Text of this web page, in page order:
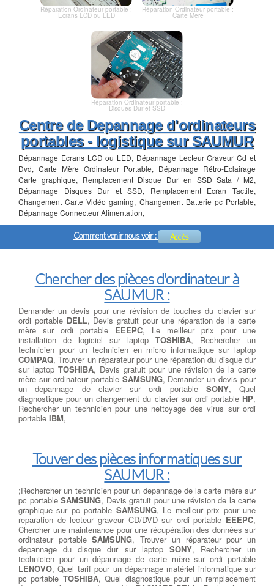
Réparation Ordinateur portable :
Ecrans LCD ou LED
Réparation Ordinateur portable :
Carte Mère
Réparation Ordinateur portable :
Disques Dur et SSD
Centre de Depannage d'ordinateurs
portables - logistique sur SAUMUR
Dépannage Ecrans LCD ou LED, Dépannage Lecteur Graveur Cd et
Dvd, Carte Mère Ordinateur Portable, Dépannage Rétro-Eclairage
Carte graphique, Remplacement Disque Dur en SSD Sata / M2,
Dépannage Disques Dur et SSD, Remplacement Ecran Tactile,
Changement Carte Vidéo gaming, Changement Batterie pc Portable,
Dépannage Connecteur Alimentation,
Comment venir nous voir : Accès
Chercher des pièces d'ordinateur à
SAUMUR :
Demander un devis pour une révision de touches du clavier sur
ordi portable DELL, Devis gratuit pour une réparation de la carte
mère sur ordi portable EEEPC, Le meilleur prix pour une
installation de logiciel sur laptop TOSHIBA, Rechercher un
technicien pour un technicien en micro informatique sur laptop
COMPAQ, Trouver un réparateur pour une réparation du disque dur
sur laptop TOSHIBA, Devis gratuit pour une révision de la carte
mère sur ordinateur portable SAMSUNG, Demander un devis pour
un depannage de clavier sur ordi portable SONY, Quel
diagnostique pour un changement du clavier sur ordi portable HP,
Rechercher un technicien pour une nettoyage des virus sur ordi
portable IBM,
Touver des pièces informatiques sur
SAUMUR :
;Rechercher un technicien pour un depannage de la carte mère sur
pc portable SAMSUNG, Devis gratuit pour une révision de la carte
graphique sur pc portable SAMSUNG, Le meilleur prix pour une
reparation de lecteur graveur CD/DVD sur ordi portable EEEPC,
Chercher une maintenance pour une récupération des données sur
ordinateur portableSAMSUNG, Trouver un réparateur pour un
depannage du disque dur sur laptop SONY, Rechercher un
technicien pour un dépannage de carte mère sur ordi portable
LENOVO, Quel tarif pour un dépannage matériel informatique sur
pc portable TOSHIBA, Quel diagnostique pour un remplacement